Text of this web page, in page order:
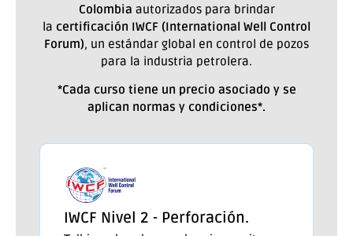
Colombia autorizados para brindar
la certificación IWCF (International Well Control
Forum), un estándar global en control de pozos
para la industria petrolera.
*Cada curso tiene un precio asociado y se
aplican normas y condiciones*.
IWCF Nivel 2 - Perforación.